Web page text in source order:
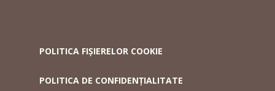
POLITICA FIȘIERELOR COOKIE
POLITICA DE CONFIDENȚIALITATE